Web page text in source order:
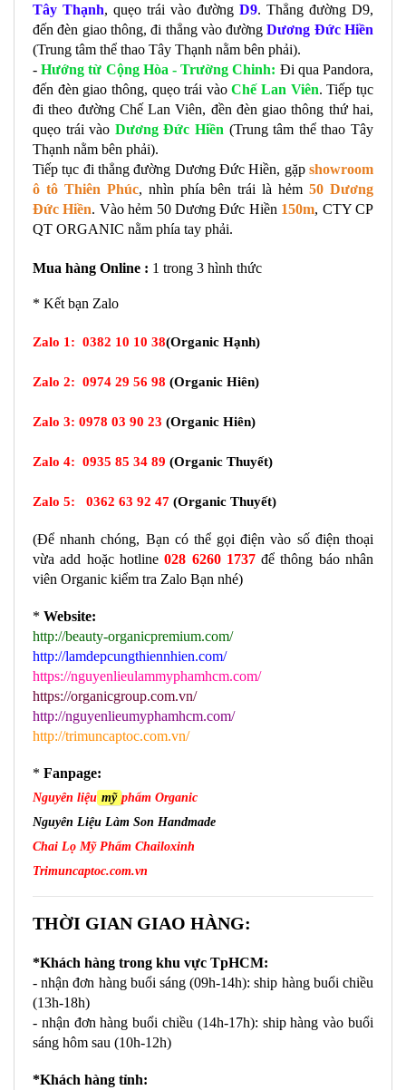
Tây Thạnh, quẹo trái vào đường D9. Thẳng đường D9,
đến đèn giao thông, đi thẳng vào đường Dương Đức Hiền
(Trung tâm thể thao Tây Thạnh nằm bên phải).
- Hướng từ Cộng Hòa - Trường Chinh: Đi qua Pandora,
đến đèn giao thông, quẹo trái vào Chế Lan Viên. Tiếp tục
đi theo đường Chế Lan Viên, đền đèn giao thông thứ hai,
quẹo trái vào Dương Đức Hiền (Trung tâm thể thao Tây
Thạnh nằm bên phải).
Tiếp tục đi thẳng đường Dương Đức Hiền, gặp showroom
ô tô Thiên Phúc, nhìn phía bên trái là hẻm 50 Dương
Đức Hiền. Vào hẻm 50 Dương Đức Hiền 150m, CTY CP
QT ORGANIC nằm phía tay phải.
Mua hàng Online : 1 trong 3 hình thức
* Kết bạn Zalo
Zalo 1: 0382 10 10 38(Organic Hạnh)
Zalo 2: 0974 29 56 98 (Organic Hiên)
Zalo 3: 0978 03 90 23 (Organic Hiên)
Zalo 4: 0935 85 34 89 (Organic Thuyết)
Zalo 5: 0362 63 92 47 (Organic Thuyết)
(Để nhanh chóng, Bạn có thể gọi điện vào số điện thoại
vừa add hoặc hotline 028 6260 1737 để thông báo nhân
viên Organic kiểm tra Zalo Bạn nhé)
* Website:
http://beauty-organicpremium.com/
http://lamdepcungthiennhien.com/
https://nguyenlieulammyphamhcm.com/
https://organicgroup.com.vn/
http://nguyenlieumyphamhcm.com/
http://trimuncaptoc.com.vn/
* Fanpage:
Nguyên liệu mỹ phẩm Organic
Nguyên Liệu Làm Son Handmade
Chai Lọ Mỹ Phẩm Chailoxinh
Trimuncaptoc.com.vn
THỜI GIAN GIAO HÀNG:
*Khách hàng trong khu vực TpHCM:
- nhận đơn hàng buổi sáng (09h-14h): ship hàng buổi chiều
(13h-18h)
- nhận đơn hàng buổi chiều (14h-17h): ship hàng vào buổi
sáng hôm sau (10h-12h)
*Khách hàng tỉnh: